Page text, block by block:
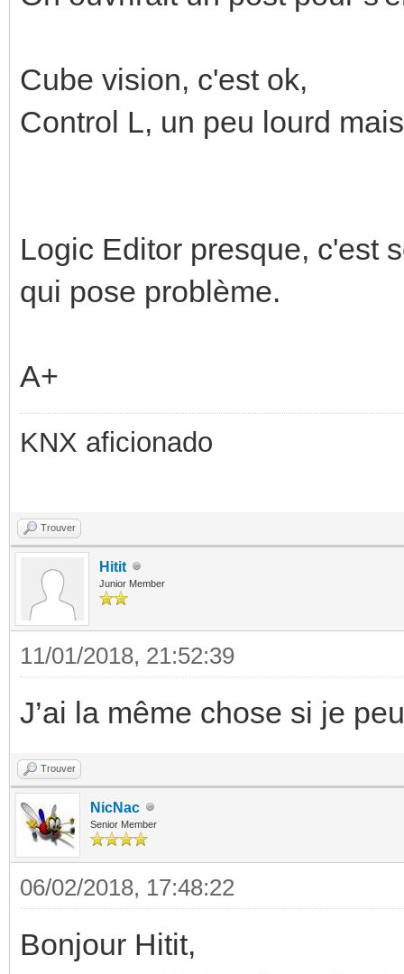
Cube vision, c'est ok,
Control L, un peu lourd
Logic Editor presque, c'est
qui pose problème.
A+
KNX aficionado
Trouver
Hitit
Junior Member
11/01/2018, 21:52:39
J’ai la même chose si je
Trouver
NicNac
Senior Member
06/02/2018, 17:48:22
Bonjour Hitit,